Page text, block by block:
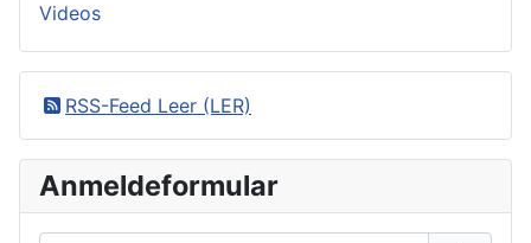
Videos
RSS-Feed Leer (LER)
Anmeldeformular